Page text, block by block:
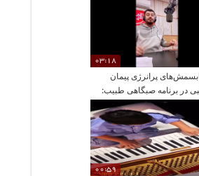
03:18
پرانرژی پیمان
در برنامه صبگاهی طبیب:
مجری محبوب با طنز و
انرژی صبح را آغاز می‌کند
00:59